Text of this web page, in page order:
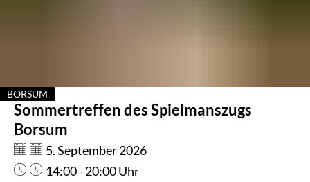
BORSUM
KATEGORIE: BORSUM
Sommertreffen des Spielmanszugs
Borsum
Datum:
5. September 2026
Uhrzeit:
14:00 - 20:00 Uhr